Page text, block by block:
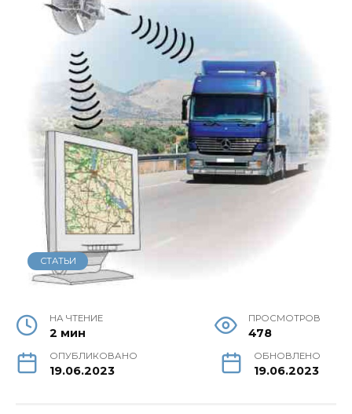
СТАТЬИ
НА ЧТЕНИЕ
2 мин
ПРОСМОТРОВ
478
ОПУБЛИКОВАНО
19.06.2023
ОБНОВЛЕНО
19.06.2023